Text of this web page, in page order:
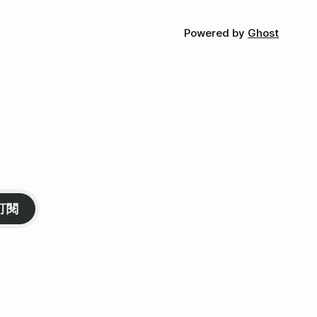
Powered by Ghost
閱